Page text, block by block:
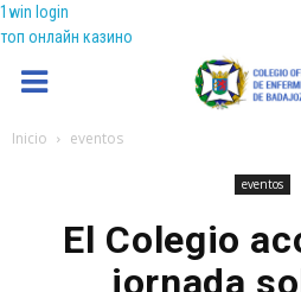
1win login
топ онлайн казино
Coenfeba
Inicio eventos
eventos
El Colegio
jornada